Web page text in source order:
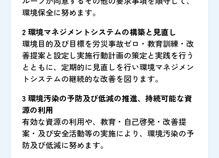
環境保全に努めます。
2 環境マネジメントシステムの構築と見直し
環境目的及び目標を労災事故ゼロ・教育訓練・改
善提案と設定し実施行動計画の策定と実践を行う
とともに、定期的に見直しを行い環境マネジメン
トシステムの継続的な改善を図ります。
3 環境汚染の予防及び低減の推進、持続可能な資
源の利用
有効な資源の利用や、教育・自己啓発・改善提
案・及び安全活動等の実施により、環境汚染の予
防及び低減に努めます。